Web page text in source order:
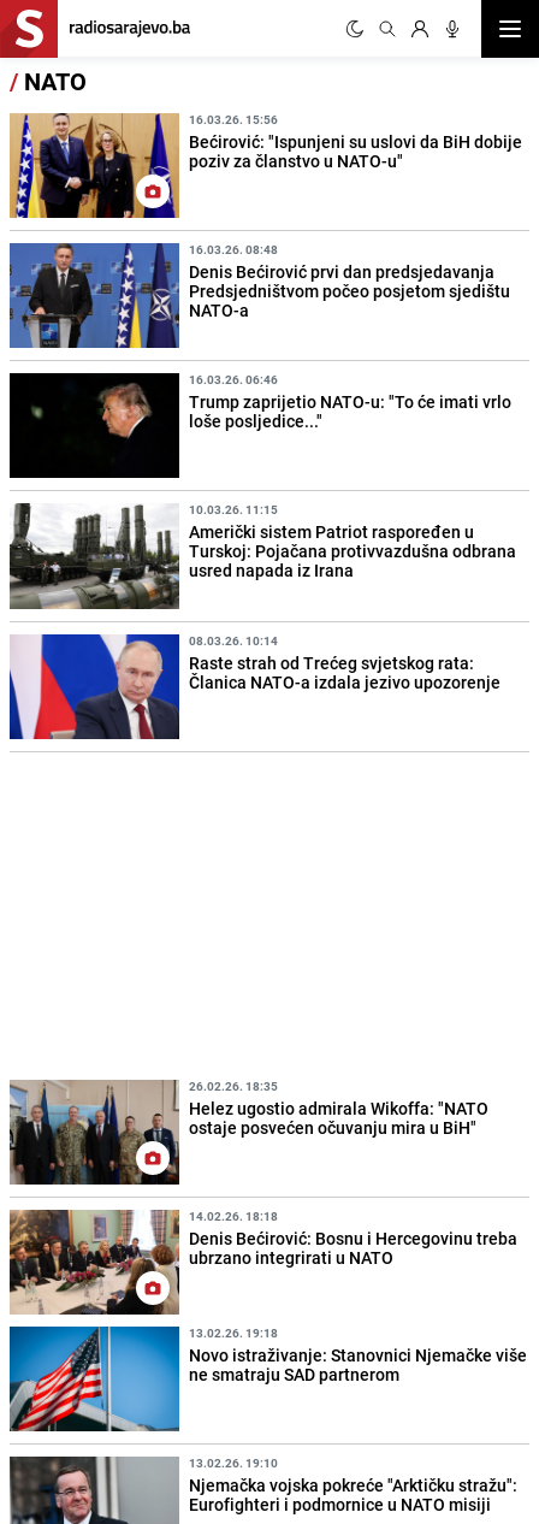
/ NATO
16.03.26. 15:56
Bećirović: "Ispunjeni su uslovi da BiH dobije
poziv za članstvo u NATO-u"
16.03.26. 08:48
Denis Bećirović prvi dan predsjedavanja
Predsjedništvom počeo posjetom sjedištu
NATO-a
16.03.26. 06:46
Trump zaprijetio NATO-u: "To će imati vrlo
loše posljedice..."
10.03.26. 11:15
Američki sistem Patriot raspoređen u
Turskoj: Pojačana protivvazdušna odbrana
usred napada iz Irana
08.03.26. 10:14
Raste strah od Trećeg svjetskog rata:
Članica NATO-a izdala jezivo upozorenje
26.02.26. 18:35
Helez ugostio admirala Wikoffa: "NATO
ostaje posvećen očuvanju mira u BiH"
14.02.26. 18:18
Denis Bećirović: Bosnu i Hercegovinu treba
ubrzano integrirati u NATO
13.02.26. 19:18
Novo istraživanje: Stanovnici Njemačke više
ne smatraju SAD partnerom
13.02.26. 19:10
Njemačka vojska pokreće "Arktičku stražu":
Eurofighteri i podmornice u NATO misiji